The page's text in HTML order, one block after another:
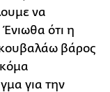
να
ότι η
κουβαλάω βάρος
για την